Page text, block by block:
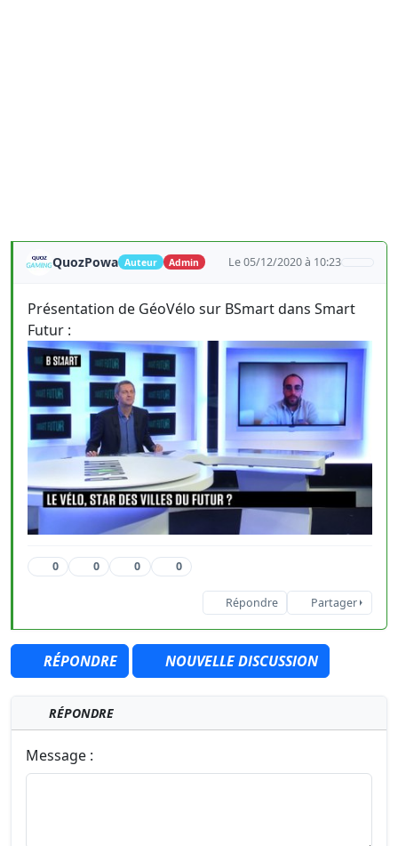
QuozPowa Auteur Admin Le 05/12/2020 à 10:23
Présentation de GéoVélo sur BSmart dans Smart
Futur :
0 0 0 0
Répondre Partager
RÉPONDRE NOUVELLE DISCUSSION
RÉPONDRE
Message :